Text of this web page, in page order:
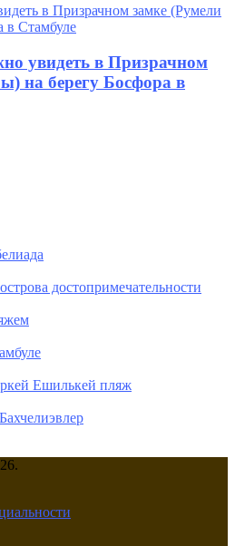
в Призрачном замке (Румели
в Стамбуле
увидеть в Призрачном
на берегу Босфора в
достопримечательности
Ешилькей пляж